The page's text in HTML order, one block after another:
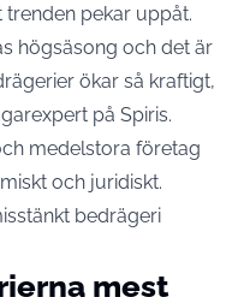
pekar uppåt.
högsäsong och det är
ökar så kraftigt,
på Spiris.
medelstora företag
och juridiskt.
bedrägeri
mest